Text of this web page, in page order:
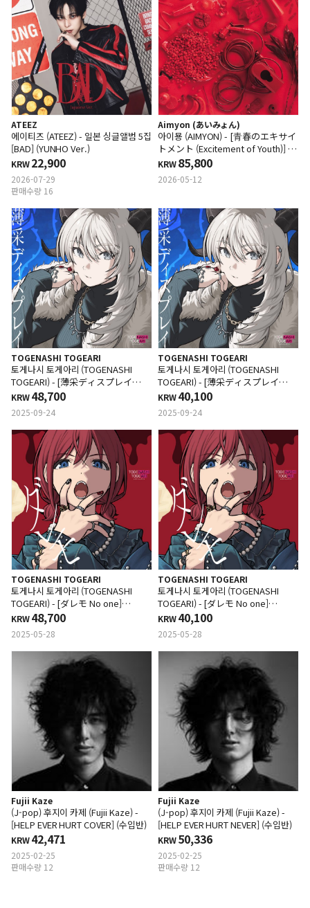
ATEEZ
에이티즈 (ATEEZ) - 일본 싱글앨범 5집
[BAD] (YUNHO Ver.)
KRW22,900
2026-07-29
판매수량 16
Aimyon (あいみょん)
아이묭 (AIMYON) - [青春のエキサイ
トメント (Excitement of Youth)] (컬
러 2LP)
KRW85,800
2026-05-12
TOGENASHI TOGEARI
토게나시 토게아리 (TOGENASHI
TOGEARI) - [薄采ディスプレイ
Fragile Violet] (CD+BD)
KRW48,700
2025-09-24
TOGENASHI TOGEARI
토게나시 토게아리 (TOGENASHI
TOGEARI) - [薄采ディスプレイ
Fragile Violet] (CD+DVD)
KRW40,100
2025-09-24
TOGENASHI TOGEARI
토게나시 토게아리 (TOGENASHI
TOGEARI) - [ダレモ No one]
(CD+Blu-ray)
KRW48,700
2025-05-28
TOGENASHI TOGEARI
토게나시 토게아리 (TOGENASHI
TOGEARI) - [ダレモ No one]
(CD+DVD)
KRW40,100
2025-05-28
Fujii Kaze
(J-pop) 후지이 카제 (Fujii Kaze) -
[HELP EVER HURT COVER] (수입반)
KRW42,471
2025-02-25
판매수량 12
Fujii Kaze
(J-pop) 후지이 카제 (Fujii Kaze) -
[HELP EVER HURT NEVER] (수입반)
KRW50,336
2025-02-25
판매수량 12